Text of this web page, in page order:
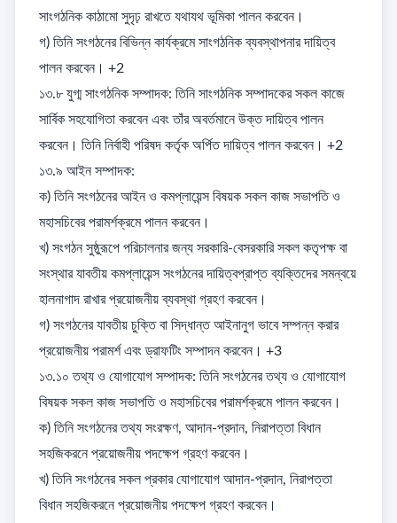
সাংগঠনিক কাঠামো সুদৃঢ় রাখতে যথাযথ ভূমিকা পালন করবেন।
গ) তিনি সংগঠনের বিভিন্ন কার্যক্রমে সাংগঠনিক ব্যবস্থাপনার দায়িত্ব
পালন করবেন। +2
১৩.৮ যুগ্ম সাংগঠনিক সম্পাদক: তিনি সাংগঠনিক সম্পাদকের সকল কাজে
সার্বিক সহযোগিতা করবেন এবং তাঁর অবর্তমানে উক্ত দায়িত্ব পালন
করবেন। তিনি নির্বাহী পরিষদ কর্তৃক অর্পিত দায়িত্ব পালন করবেন। +2
১৩.৯ আইন সম্পাদক:
ক) তিনি সংগঠনের আইন ও কমপ্লায়েন্স বিষয়ক সকল কাজ সভাপতি ও
মহাসচিবের পরামর্শক্রমে পালন করবেন।
খ) সংগঠন সুষ্ঠুরূপে পরিচালনার জন্য সরকারি-বেসরকারি সকল কতৃপক্ষ বা
সংস্থার যাবতীয় কমপ্লায়েন্স সংগঠনের দায়িত্বপ্রাপ্ত ব্যক্তিদের সমন্বয়ে
হালনাগাদ রাখার প্রয়োজনীয় ব্যবস্থা গ্রহণ করবেন।
গ) সংগঠনের যাবতীয় চুক্তি বা সিদ্ধান্ত আইনানুগ ভাবে সম্পন্ন করার
প্রয়োজনীয় পরামর্শ এবং ড্রাফটিং সম্পাদন করবেন। +3
১৩.১০ তথ্য ও যোগাযোগ সম্পাদক: তিনি সংগঠনের তথ্য ও যোগাযোগ
বিষয়ক সকল কাজ সভাপতি ও মহাসচিবের পরামর্শক্রমে পালন করবেন।
ক) তিনি সংগঠনের তথ্য সংরক্ষণ, আদান-প্রদান, নিরাপত্তা বিধান
সহজিকরনে প্রয়োজনীয় পদক্ষেপ গ্রহণ করবেন।
খ) তিনি সংগঠনের সকল প্রকার যোগাযোগ আদান-প্রদান, নিরাপত্তা
বিধান সহজিকরনে প্রয়োজনীয় পদক্ষেপ গ্রহণ করবেন।